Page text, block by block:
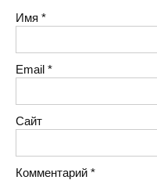
Имя *
Email *
Сайт
Комментарий *